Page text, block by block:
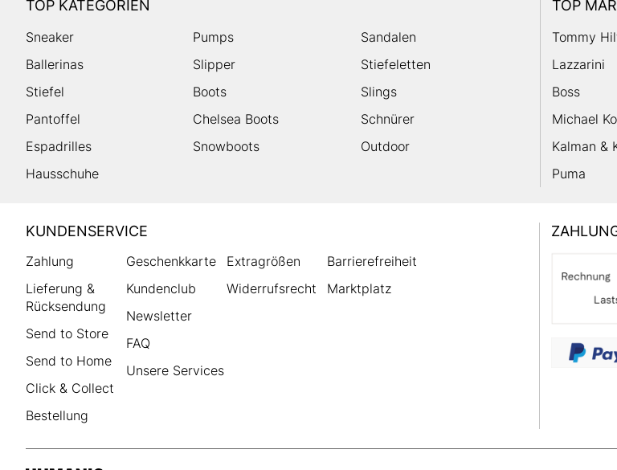
TOP KATEGORIEN
Sneaker Pumps
Sandalen
Ballerinas
Slipper
Stiefeletten
Stiefel
Boots
Slings
Pantoffel
Chelsea Boots
Schnürer
Espadrilles
Snowboots
Outdoor
Hausschuhe
TOP
Tommy
Lazzarini
Boss
Michael
Kalman &
Puma
HUMANIC
Footer
KUNDENSERVICE
Zahlung
Lieferung &
Rücksendung
Send to Store
Send to Home
Click & Collect
Bestellung
Geschenkkarte
Kundenclub
Newsletter
FAQ
Unsere Services
Extragrößen
Widerrufsrecht
Barrierefreiheit
Marktplatz